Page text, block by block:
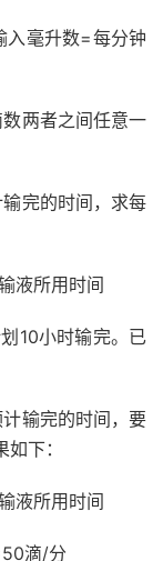
入毫升数=每分钟
两者之间任意一
完的时间，求每
液所用时间
10小时输完。已
输完的时间，要
下：
液所用时间
滴/分